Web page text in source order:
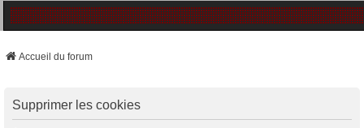
Accueil du forum
Supprimer les cookies